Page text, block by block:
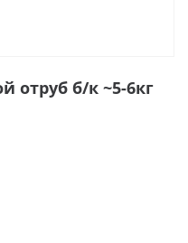
отруб б/к ~5-6кг